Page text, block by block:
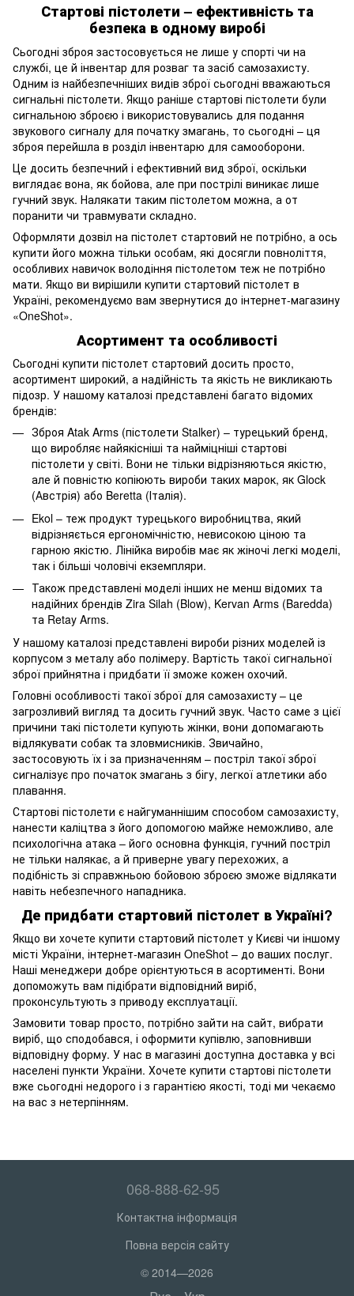
Стартові пістолети – ефективність та
безпека в одному виробі
Сьогодні зброя застосовується не лише у спорті чи на
службі, це й інвентар для розваг та засіб самозахисту.
Одним із найбезпечніших видів зброї сьогодні вважаються
сигнальні пістолети. Якщо раніше стартові пістолети були
сигнальною зброєю і використовувались для подання
звукового сигналу для початку змагань, то сьогодні – ця
зброя перейшла в розділ інвентарю для самооборони.
Це досить безпечний і ефективний вид зброї, оскільки
виглядає вона, як бойова, але при пострілі виникає лише
гучний звук. Налякати таким пістолетом можна, а от
поранити чи травмувати складно.
Оформляти дозвіл на пістолет стартовий не потрібно, а ось
купити його можна тільки особам, які досягли повноліття,
особливих навичок володіння пістолетом теж не потрібно
мати. Якщо ви вирішили купити стартовий пістолет в
Україні, рекомендуємо вам звернутися до інтернет-магазину
«OneShot».
Асортимент та особливості
Сьогодні купити пістолет стартовий досить просто,
асортимент широкий, а надійність та якість не викликають
підозр. У нашому каталозі представлені багато відомих
брендів:
Зброя Atak Arms (пістолети Stalker) – турецький бренд,
що виробляє найякісніші та найміцніші стартові
пістолети у світі. Вони не тільки відрізняються якістю,
але й повністю копіюють вироби таких марок, як Glock
(Австрія) або Beretta (Італія).
Ekol – теж продукт турецького виробництва, який
відрізняється ергономічністю, невисокою ціною та
гарною якістю. Лінійка виробів має як жіночі легкі моделі,
так і більші чоловічі екземпляри.
Також представлені моделі інших не менш відомих та
надійних брендів Zira Silah (Blow), Kervan Arms (Baredda)
та Retay Arms.
У нашому каталозі представлені вироби різних моделей із
корпусом з металу або полімеру. Вартість такої сигнальної
зброї прийнятна і придбати її зможе кожен охочий.
Головні особливості такої зброї для самозахисту – це
загрозливий вигляд та досить гучний звук. Часто саме з цієї
причини такі пістолети купують жінки, вони допомагають
відлякувати собак та зловмисників. Звичайно,
застосовують їх і за призначенням – постріл такої зброї
сигналізує про початок змагань з бігу, легкої атлетики або
плавання.
Стартові пістолети є найгуманнішим способом самозахисту,
нанести каліцтва з його допомогою майже неможливо, але
психологічна атака – його основна функція, гучний постріл
не тільки налякає, а й приверне увагу перехожих, а
подібність зі справжньою бойовою зброєю зможе відлякати
навіть небезпечного нападника.
Де придбати стартовий пістолет в Україні?
Якщо ви хочете купити стартовий пістолет у Києві чи іншому
місті України, інтернет-магазин OneShot – до ваших послуг.
Наші менеджери добре орієнтуються в асортименті. Вони
допоможуть вам підібрати відповідний виріб,
проконсультують з приводу експлуатації.
Замовити товар просто, потрібно зайти на сайт, вибрати
виріб, що сподобався, і оформити купівлю, заповнивши
відповідну форму. У нас в магазині доступна доставка у всі
населені пункти України. Хочете купити стартові пістолети
вже сьогодні недорого і з гарантією якості, тоді ми чекаємо
на вас з нетерпінням.
068-888-62-95
Контактна інформація
Повна версія сайту
© 2014—2026